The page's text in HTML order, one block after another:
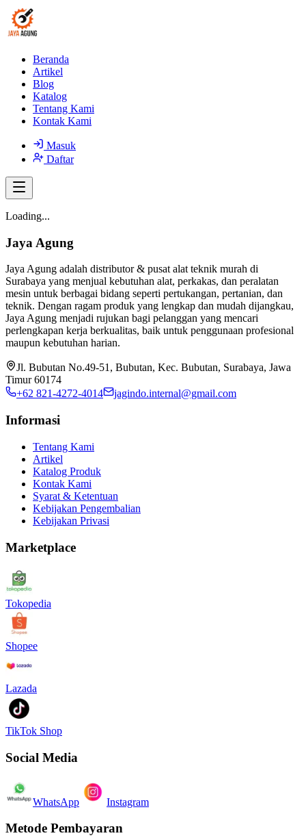
Beranda
Artikel
Blog
Katalog
Tentang Kami
Kontak Kami
Masuk
Daftar
Loading...
Jaya Agung
Jaya Agung adalah distributor & pusat alat teknik murah di
Surabaya yang menjual kebutuhan alat, perkakas, dan peralatan
mesin untuk berbagai bidang seperti pertukangan, pertanian, dan
teknik. Dengan ragam produk yang lengkap dan mudah dijangkau,
Jaya Agung menjadi rujukan bagi pelanggan yang mencari
perlengkapan kerja berkualitas, baik untuk penggunaan profesional
maupun kebutuhan harian.
Jl. Bubutan No.49-51, Bubutan, Kec. Bubutan, Surabaya, Jawa
Timur 60174
+62 821-4272-4014
jagindo.internal@gmail.com
Informasi
Tentang Kami
Artikel
Katalog Produk
Kontak Kami
Syarat & Ketentuan
Kebijakan Pengembalian
Kebijakan Privasi
Marketplace
Tokopedia
Shopee
Lazada
TikTok Shop
Social Media
WhatsApp Instagram
Metode Pembayaran